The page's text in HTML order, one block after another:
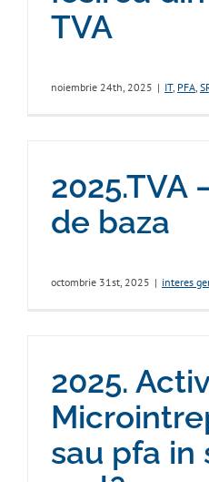
TVA
noiembrie 24th, 2025 | IT, PFA,
2025.TVA
de baza
octombrie 31st, 2025 | interes
2025.
sau pfa in